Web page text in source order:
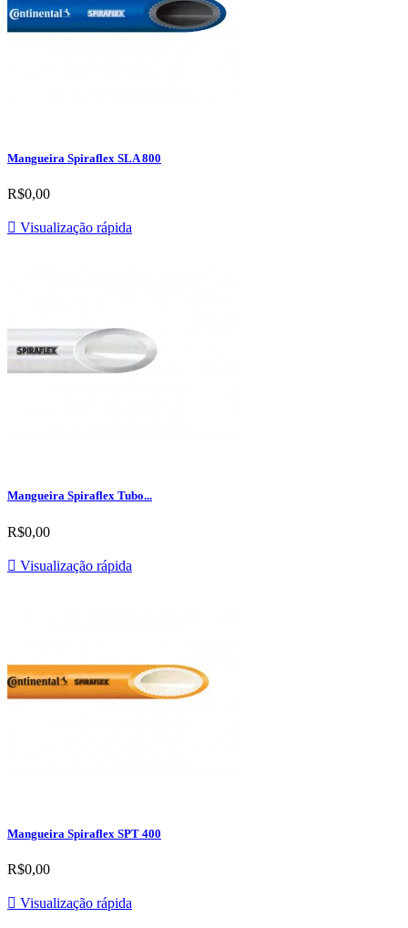
Mangueira Spiraflex SLA 800
R$0,00
 Visualização rápida
Mangueira Spiraflex Tubo...
R$0,00
 Visualização rápida
Mangueira Spiraflex SPT 400
R$0,00
 Visualização rápida